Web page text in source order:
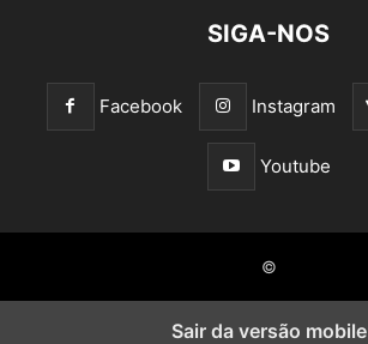
SIGA-NOS
Facebook Instagram
Youtube
©
Sair da versão mobile